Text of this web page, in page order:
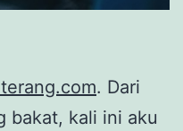
. Dari
bakat, kali ini aku